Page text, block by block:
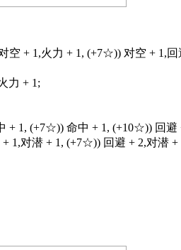
+ 1,火力 + 1, (+7☆)) 对空 + 1,回
力 + 1;
1, (+7☆)) 命中 + 1, (+10☆)) 回避
对潜 + 1, (+7☆)) 回避 + 2,对潜